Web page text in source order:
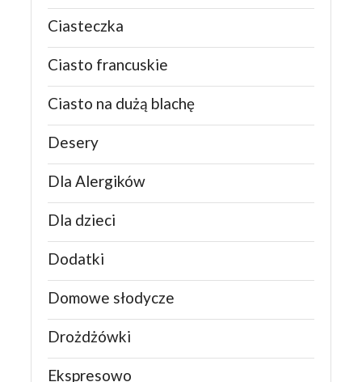
Ciasteczka
Ciasto francuskie
Ciasto na dużą blachę
Desery
Dla Alergików
Dla dzieci
Dodatki
Domowe słodycze
Drożdżówki
Ekspresowo